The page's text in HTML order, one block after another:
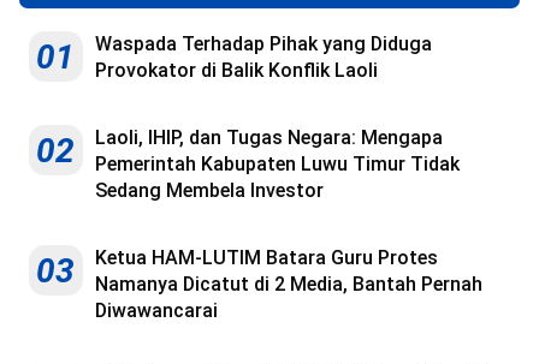
01
Waspada Terhadap Pihak yang Diduga
Provokator di Balik Konflik Laoli
02
Laoli, IHIP, dan Tugas Negara: Mengapa
Pemerintah Kabupaten Luwu Timur Tidak
Sedang Membela Investor
03
Ketua HAM-LUTIM Batara Guru Protes
Namanya Dicatut di 2 Media, Bantah Pernah
Diwawancarai